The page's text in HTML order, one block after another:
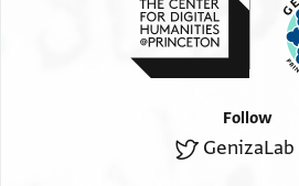
Follow
GenizaLab